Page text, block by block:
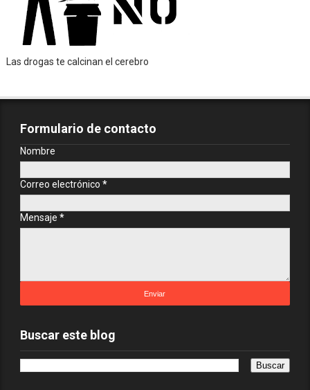
Las drogas te calcinan el cerebro
Formulario de contacto
Nombre
Correo electrónico *
Mensaje *
Buscar este blog